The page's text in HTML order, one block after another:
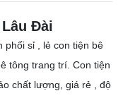
Đài
phối sỉ , lẻ con tiện bê
tông trang trí. Con tiện
chất lượng, giá rẻ , độ